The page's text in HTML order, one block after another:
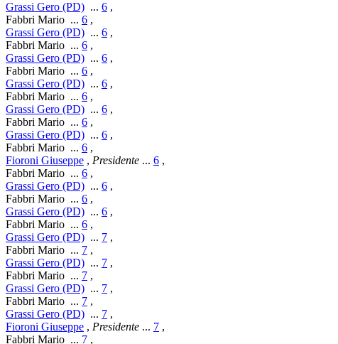
Grassi Gero (PD) ... 6 ,
Fabbri Mario ... 6 ,
Grassi Gero (PD) ... 6 ,
Fabbri Mario ... 6 ,
Grassi Gero (PD) ... 6 ,
Fabbri Mario ... 6 ,
Grassi Gero (PD) ... 6 ,
Fabbri Mario ... 6 ,
Grassi Gero (PD) ... 6 ,
Fabbri Mario ... 6 ,
Grassi Gero (PD) ... 6 ,
Fabbri Mario ... 6 ,
Fioroni Giuseppe , Presidente ... 6 ,
Fabbri Mario ... 6 ,
Grassi Gero (PD) ... 6 ,
Fabbri Mario ... 6 ,
Grassi Gero (PD) ... 6 ,
Fabbri Mario ... 6 ,
Grassi Gero (PD) ... 7 ,
Fabbri Mario ... 7 ,
Grassi Gero (PD) ... 7 ,
Fabbri Mario ... 7 ,
Grassi Gero (PD) ... 7 ,
Fabbri Mario ... 7 ,
Grassi Gero (PD) ... 7 ,
Fioroni Giuseppe , Presidente ... 7 ,
Fabbri Mario ... 7 ,